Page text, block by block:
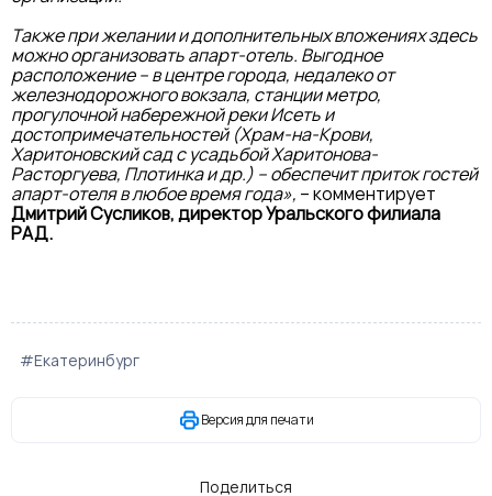
Также при желании и дополнительных вложениях здесь
можно организовать апарт-отель. Выгодное
расположение – в центре города, недалеко от
железнодорожного вокзала, станции метро,
прогулочной набережной реки Исеть и
достопримечательностей (Храм-на-Крови,
Харитоновский сад с усадьбой Харитонова-
Расторгуева, Плотинка и др.) – обеспечит приток гостей
апарт-отеля в любое время года», – комментирует
Дмитрий Сусликов, директор Уральского филиала
РАД.
#Екатеринбург
Версия для печати
Поделиться